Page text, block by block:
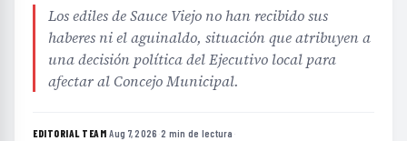
Los ediles de Sauce Viejo no han recibido sus
haberes ni el aguinaldo, situación que atribuyen a
una decisión política del Ejecutivo local para
afectar al Concejo Municipal.
EDITORIAL TEAM·Aug 7, 2026 ·2 min de lectura ·